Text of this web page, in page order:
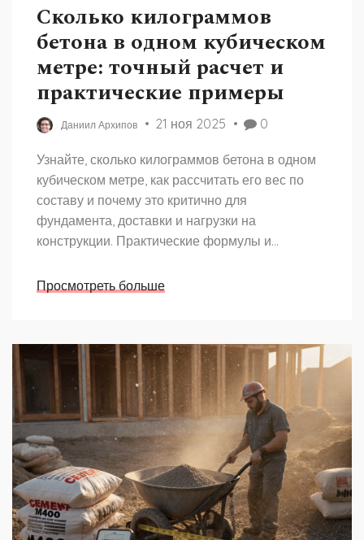
Сколько килограммов
бетона в одном кубическом
метре: точный расчет и
практические примеры
Даниил Архипов 21 ноя 2025 0
Узнайте, сколько килограммов бетона в одном
кубическом метре, как рассчитать его вес по
составу и почему это критично для
фундамента, доставки и нагрузки на
конструкции. Практические формулы и
Просмотреть больше